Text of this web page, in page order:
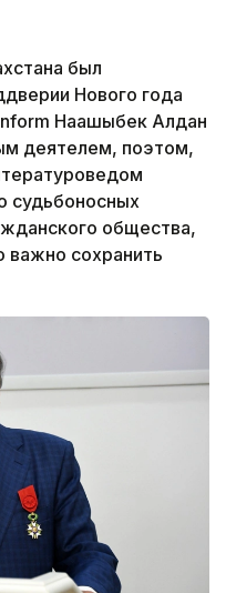
был
Нового года
Нағашыбек Алдан
деятелем, поэтом,
общества,
важно сохранить